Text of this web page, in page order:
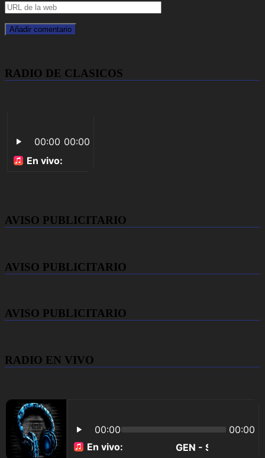
RADIO DE CLASICOS
AVISO PUBLICITARIO
AVISO PUBLICITARIO
AVISO PUBLICITARIO
RADIO EN VIVO